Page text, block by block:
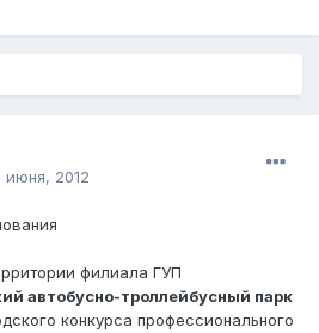
июня, 2012
филиала ГУП
автобусно-троллейбусный парк
конкурса профессионального